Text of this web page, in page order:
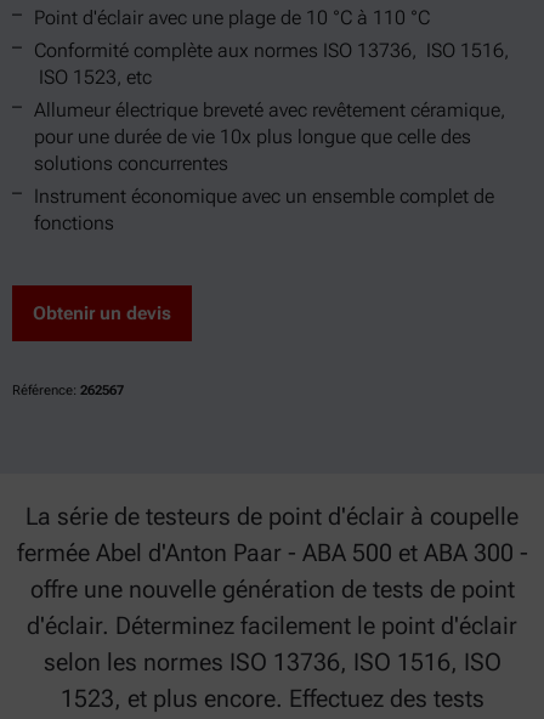
Point d'éclair avec une plage de 10 °C à 110 °C
Conformité complète aux normes ISO 13736, ISO 1516,
ISO 1523, etc
Allumeur électrique breveté avec revêtement céramique,
pour une durée de vie 10x plus longue que celle des
solutions concurrentes
Instrument économique avec un ensemble complet de
fonctions
Obtenir un devis
Référence: 262567
La série de testeurs de point d'éclair à coupelle
fermée Abel d'Anton Paar - ABA 500 et ABA 300 -
offre une nouvelle génération de tests de point
d'éclair. Déterminez facilement le point d'éclair
selon les normes ISO 13736, ISO 1516, ISO
1523, et plus encore. Effectuez des tests